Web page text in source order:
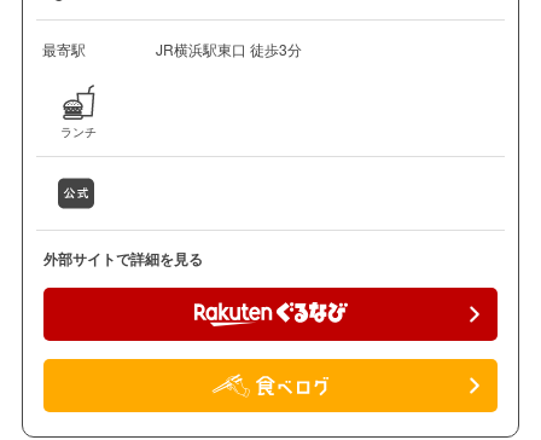
最寄駅 JR横浜駅東口 徒歩3分
ランチ
外部サイトで詳細を見る